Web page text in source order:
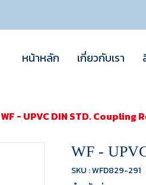
หน้าหลัก เกี่ยวกับเรา
WF - UPVC DIN STD. Coupling
WF -
SKU : WFD829-291